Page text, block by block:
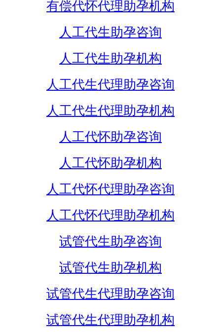
有偿代怀代理助孕机构
人工代生助孕咨询
人工代生助孕机构
人工代生代理助孕咨询
人工代生代理助孕机构
人工代怀助孕咨询
人工代怀助孕机构
人工代怀代理助孕咨询
人工代怀代理助孕机构
试管代生助孕咨询
试管代生助孕机构
试管代生代理助孕咨询
试管代生代理助孕机构